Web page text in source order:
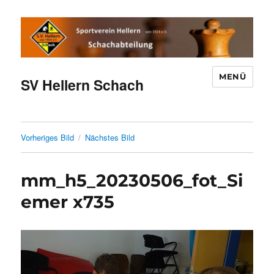
SV Hellern Schach MENÜ
Vorheriges Bild Nächstes Bild
mm_h5_20230506_fot_Si
emer x735